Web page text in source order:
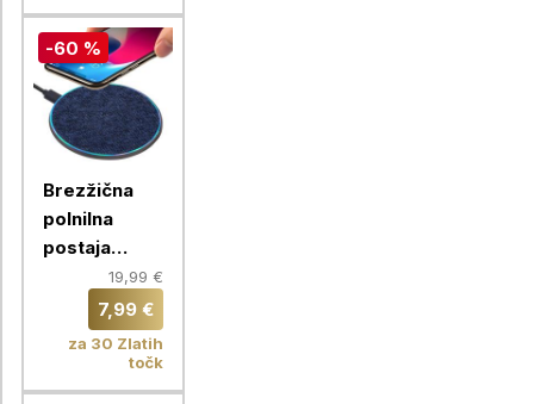
-60 %
Brezžična
polnilna
postaja
RIVACASE,
brezžični
polnilec
VA4915 BL3
QC Fast
19,99 €
7,99 €
za 30 Zlatih
točk